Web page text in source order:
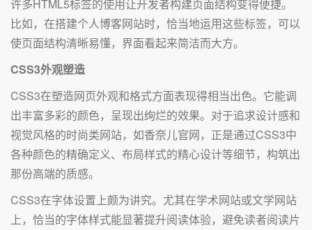
许多HTML5标签的使用让开发者构建页面结构变得便捷。
比如，在搭建个人博客网站时，恰当地运用这些标签，可以
使页面结构清晰易懂，界面看起来简洁而大方。
CSS3外观塑造
CSS3在塑造网页外观和格式方面表现得相当出色。它能调
出丰富多彩的颜色，呈现出绚烂的效果。对于追求设计感和
视觉风格的时尚类网站，如香奈儿官网，正是通过CSS3中
各种颜色的精确定义、布局样式的精心设计等细节，构筑出
那份高端的质感。
CSS3在字体设置上颇为讲究。尤其在学术网站或文学网站
上，恰当的字体样式能显著提升阅读体验，避免读者阅读片